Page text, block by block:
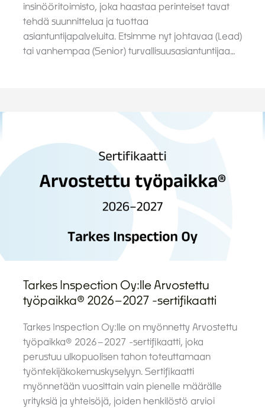
insinööritoimisto, joka haastaa perinteiset tavat
tehdä suunnittelua ja tuottaa
asiantuntijapalveluita. Etsimme nyt johtavaa (Lead)
tai vanhempaa (Senior) turvallisuusasiantuntijaa…
Tarkes Inspection Oy:lle Arvostettu
työpaikka® 2026–2027 -sertifikaatti
Tarkes Inspection Oy:lle on myönnetty Arvostettu
työpaikka® 2026–2027 -sertifikaatti, joka
perustuu ulkopuolisen tahon toteuttamaan
työntekijäkokemuskyselyyn. Sertifikaatti
myönnetään vuosittain vain pienelle määrälle
yrityksiä ja yhteisöjä, joiden henkilöstö arvioi